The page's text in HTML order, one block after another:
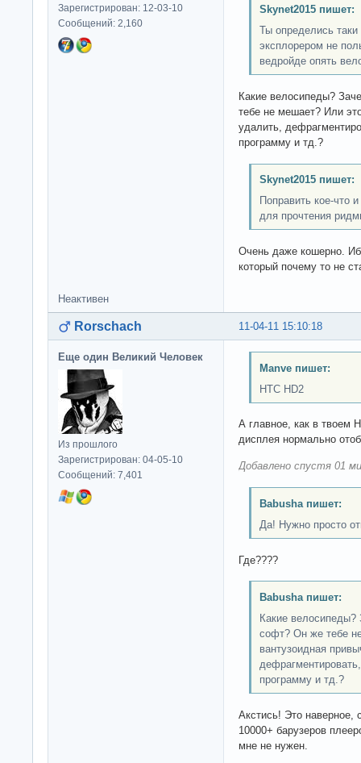
Зарегистрирован: 12-03-10
Сообщений: 2,160
Skynet2015 пишет:
Ты определись
эксплорером не
ведройде опять
Какие велосипеды?
тебе не мешает? Или
удалить,
программу и тд.?
Skynet2015 пишет:
Поправить кое-что
для прочтения
Очень даже кошерно.
который почему то не
Неактивен
11-04-11 15:10:18
Rorschach
Еще один Великий Человек
Из прошлого
Зарегистрирован: 04-05-10
Сообщений: 7,401
Manve пишет:
HTC HD2
А главное, как в твоем
дисплея нормально
Добавлено спустя 01
Babusha пишет:
Да! Нужно просто
Где????
Babusha пишет:
Какие велосипеды?
софт? Он же тебе
вантузоидная
программу и тд.?
Акстись! Это наверное,
10000+ барузеров
мне не нужен.